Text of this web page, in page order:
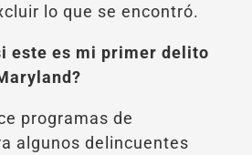
lo que se encontró.
este es mi primer delito
programas de
algunos delincuentes